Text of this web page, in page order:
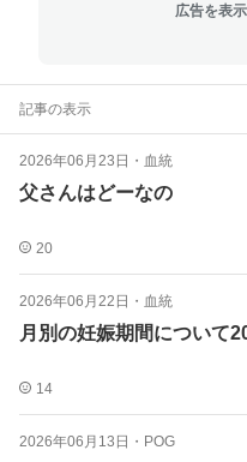
広告を表
記事の表示
2026年06月23日 ・ 血統
父さんはどーなの
20
2026年06月22日 ・ 血統
月別の妊娠期間について
14
2026年06月13日 ・ POG